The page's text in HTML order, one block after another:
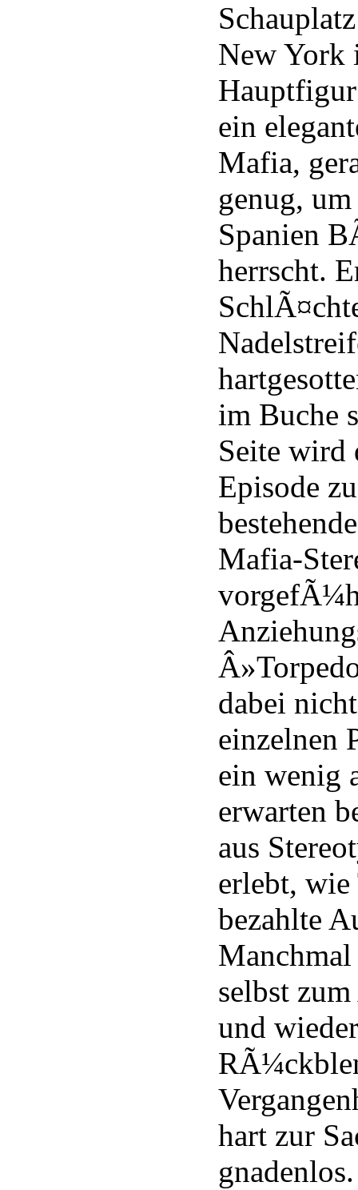
New York
ein
Mafia,
genug,
Spanien
herrscht.
im Buche
Seite wird
Episode
Mafia-
dabei
einzelnen
ein wenig
erwarten
aus
erlebt,
bezahlte
selbst
und
hart zur
gnadenlos.